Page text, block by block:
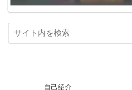
自己紹介